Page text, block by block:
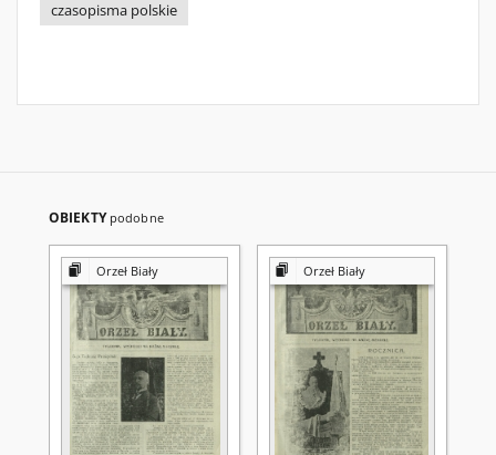
czasopisma polskie
OBIEKTY podobne
Orzeł Biały Orzeł Biały